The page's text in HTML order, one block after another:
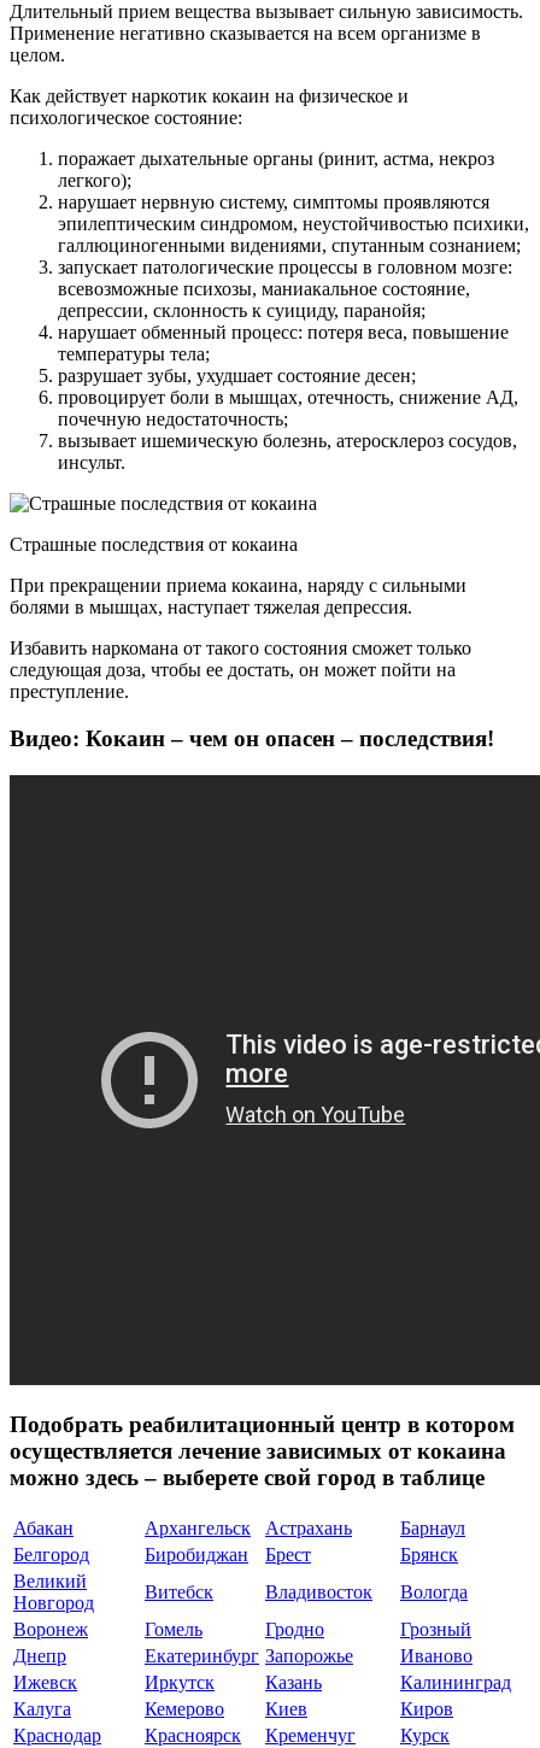
Длительный прием вещества вызывает сильную зависимость.
Применение негативно сказывается на всем организме в
целом.
Как действует наркотик кокаин на физическое и
психологическое состояние:
поражает дыхательные органы (ринит, астма, некроз
легкого);
нарушает нервную систему, симптомы проявляются
эпилептическим синдромом, неустойчивостью психики,
галлюциногенными видениями, спутанным сознанием;
запускает патологические процессы в головном мозге:
всевозможные психозы, маниакальное состояние,
депрессии, склонность к суициду, паранойя;
нарушает обменный процесс: потеря веса, повышение
температуры тела;
разрушает зубы, ухудшает состояние десен;
провоцирует боли в мышцах, отечность, снижение АД,
почечную недостаточность;
вызывает ишемическую болезнь, атеросклероз сосудов,
инсульт.
Страшные последствия от кокаина
При прекращении приема кокаина, наряду с сильными
болями в мышцах, наступает тяжелая депрессия.
Избавить наркомана от такого состояния сможет только
следующая доза, чтобы ее достать, он может пойти на
преступление.
Видео: Кокаин – чем он опасен – последствия!
Подобрать реабилитационный центр в котором
осуществляется лечение зависимых от кокаина
можно здесь – выберете свой город в таблице
Абакан Архангельск Астрахань
Барнаул
Белгород
Биробиджан Брест
Брянск
Великий
Новгород
Витебск Владивосток
Вологда
Воронеж
Гомель Гродно
Грозный
Днепр
Екатеринбург Запорожье
Иваново
Ижевск
Иркутск Казань
Калининград
Калуга
Кемерово Киев
Киров
Краснодар
Красноярск Кременчуг Курск